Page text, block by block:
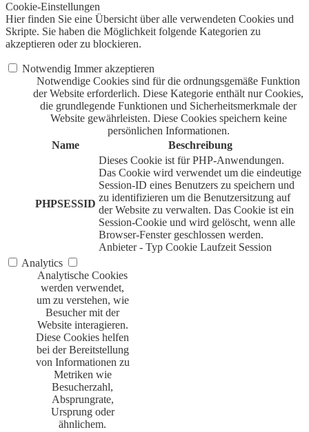
Cookie-Einstellungen
Hier finden Sie eine Übersicht über alle verwendeten Cookies und
Skripte. Sie haben die Möglichkeit folgende Kategorien zu
akzeptieren oder zu blockieren.
Notwendig Immer akzeptieren
Notwendige Cookies sind für die ordnungsgemäße Funktion
der Website erforderlich. Diese Kategorie enthält nur Cookies,
die grundlegende Funktionen und Sicherheitsmerkmale der
Website gewährleisten. Diese Cookies speichern keine
persönlichen Informationen.
Name
Beschreibung
PHPSESSID
Dieses Cookie ist für PHP-Anwendungen.
Das Cookie wird verwendet um die eindeutige
Session-ID eines Benutzers zu speichern und
zu identifizieren um die Benutzersitzung auf
der Website zu verwalten. Das Cookie ist ein
Session-Cookie und wird gelöscht, wenn alle
Browser-Fenster geschlossen werden.
Anbieter - Typ Cookie Laufzeit Session
Analytics
Analytische Cookies
werden verwendet,
um zu verstehen, wie
Besucher mit der
Website interagieren.
Diese Cookies helfen
bei der Bereitstellung
von Informationen zu
Metriken wie
Besucherzahl,
Absprungrate,
Ursprung oder
ähnlichem.